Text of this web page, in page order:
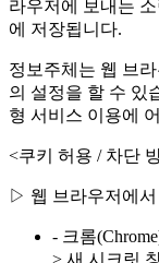
라우저에 보내는
에 저장됩니다.
정보주체는 웹 브
의 설정을 할 수 있
형 서비스 이용에
<쿠키 허용 / 차단
▷ 웹 브라우저에
- 크롬
> 새 시크릿